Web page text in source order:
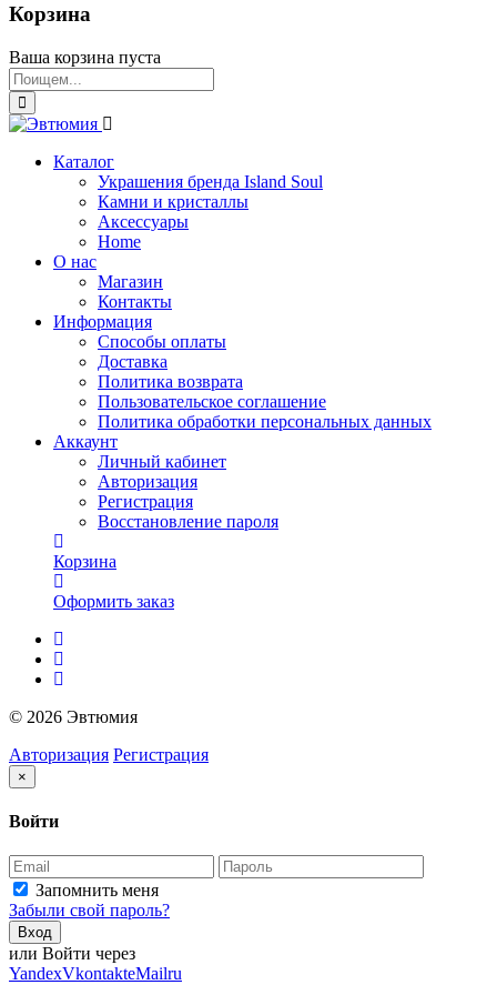
Корзина
Ваша корзина пуста
Каталог
Украшения бренда Island Soul
Камни и кристаллы
Аксессуары
Home
О нас
Магазин
Контакты
Информация
Способы оплаты
Доставка
Политика возврата
Пользовательское соглашение
Политика обработки персональных данных
Аккаунт
Личный кабинет
Авторизация
Регистрация
Восстановление пароля
Корзина
Оформить заказ
© 2026 Эвтюмия
Авторизация Регистрация
×
Войти
Запомнить меня
Забыли свой пароль?
Вход
или Войти через
YandexVkontakteMailru